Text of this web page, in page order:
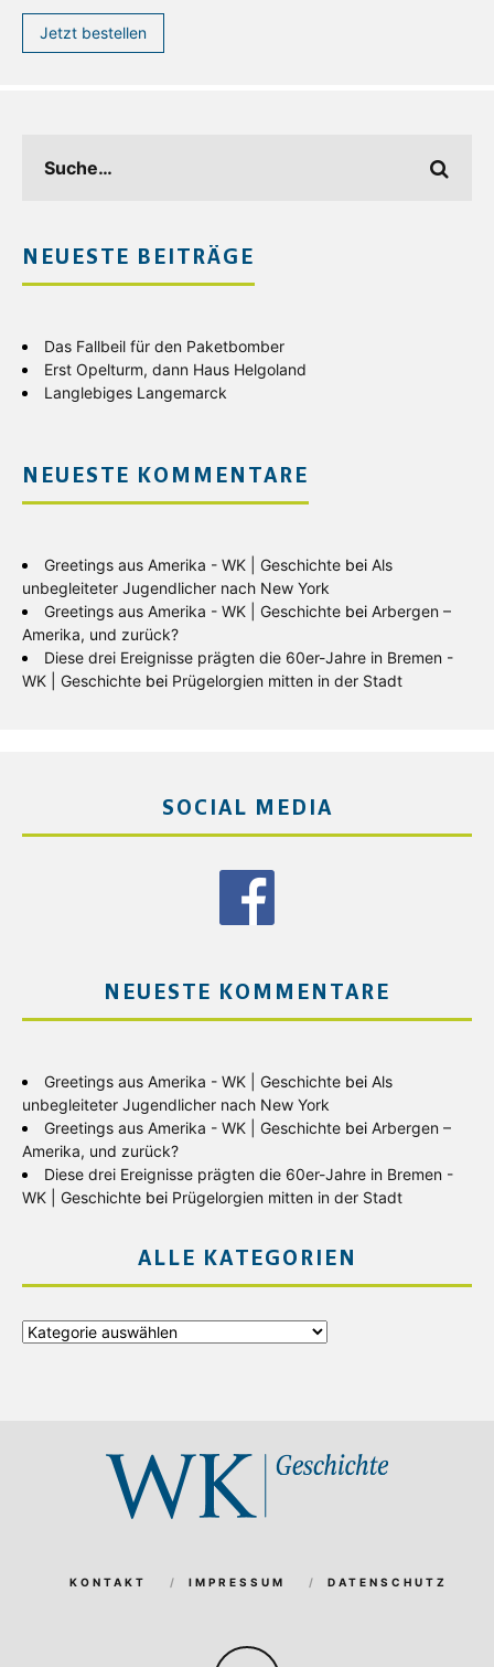
Jetzt bestellen
NEUESTE BEITRÄGE
Das Fallbeil für den Paketbomber
Erst Opelturm, dann Haus Helgoland
Langlebiges Langemarck
NEUESTE KOMMENTARE
Greetings aus Amerika - WK | Geschichte bei Als
unbegleiteter Jugendlicher nach New York
Greetings aus Amerika - WK | Geschichte bei Arbergen –
Amerika, und zurück?
Diese drei Ereignisse prägten die 60er-Jahre in Bremen -
WK | Geschichte bei Prügelorgien mitten in der Stadt
SOCIAL MEDIA
NEUESTE KOMMENTARE
Greetings aus Amerika - WK | Geschichte bei Als
unbegleiteter Jugendlicher nach New York
Greetings aus Amerika - WK | Geschichte bei Arbergen –
Amerika, und zurück?
Diese drei Ereignisse prägten die 60er-Jahre in Bremen -
WK | Geschichte bei Prügelorgien mitten in der Stadt
ALLE KATEGORIEN
Alle
KONTAKT IMPRESSUM DATENSCHUTZ